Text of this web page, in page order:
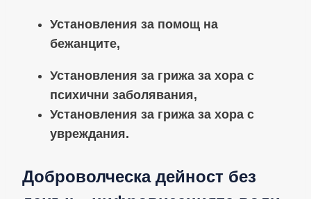
Установления за помощ на
бежанците,
Установления за грижа за хора с
психични заболявания,
Установления за грижа за хора с
увреждания.
Доброволческа дейност без